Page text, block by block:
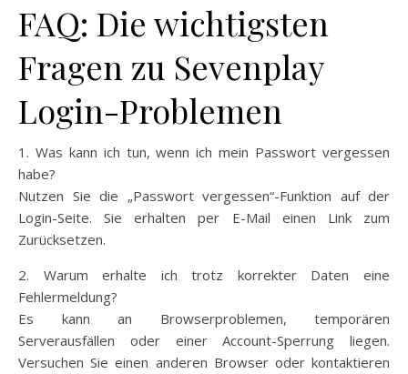
FAQ: Die wichtigsten
Fragen zu Sevenplay
Login-Problemen
1. Was kann ich tun, wenn ich mein Passwort vergessen
habe?
Nutzen Sie die „Passwort vergessen“-Funktion auf der
Login-Seite. Sie erhalten per E-Mail einen Link zum
Zurücksetzen.
2. Warum erhalte ich trotz korrekter Daten eine
Fehlermeldung?
Es kann an Browserproblemen, temporären
Serverausfällen oder einer Account-Sperrung liegen.
Versuchen Sie einen anderen Browser oder kontaktieren